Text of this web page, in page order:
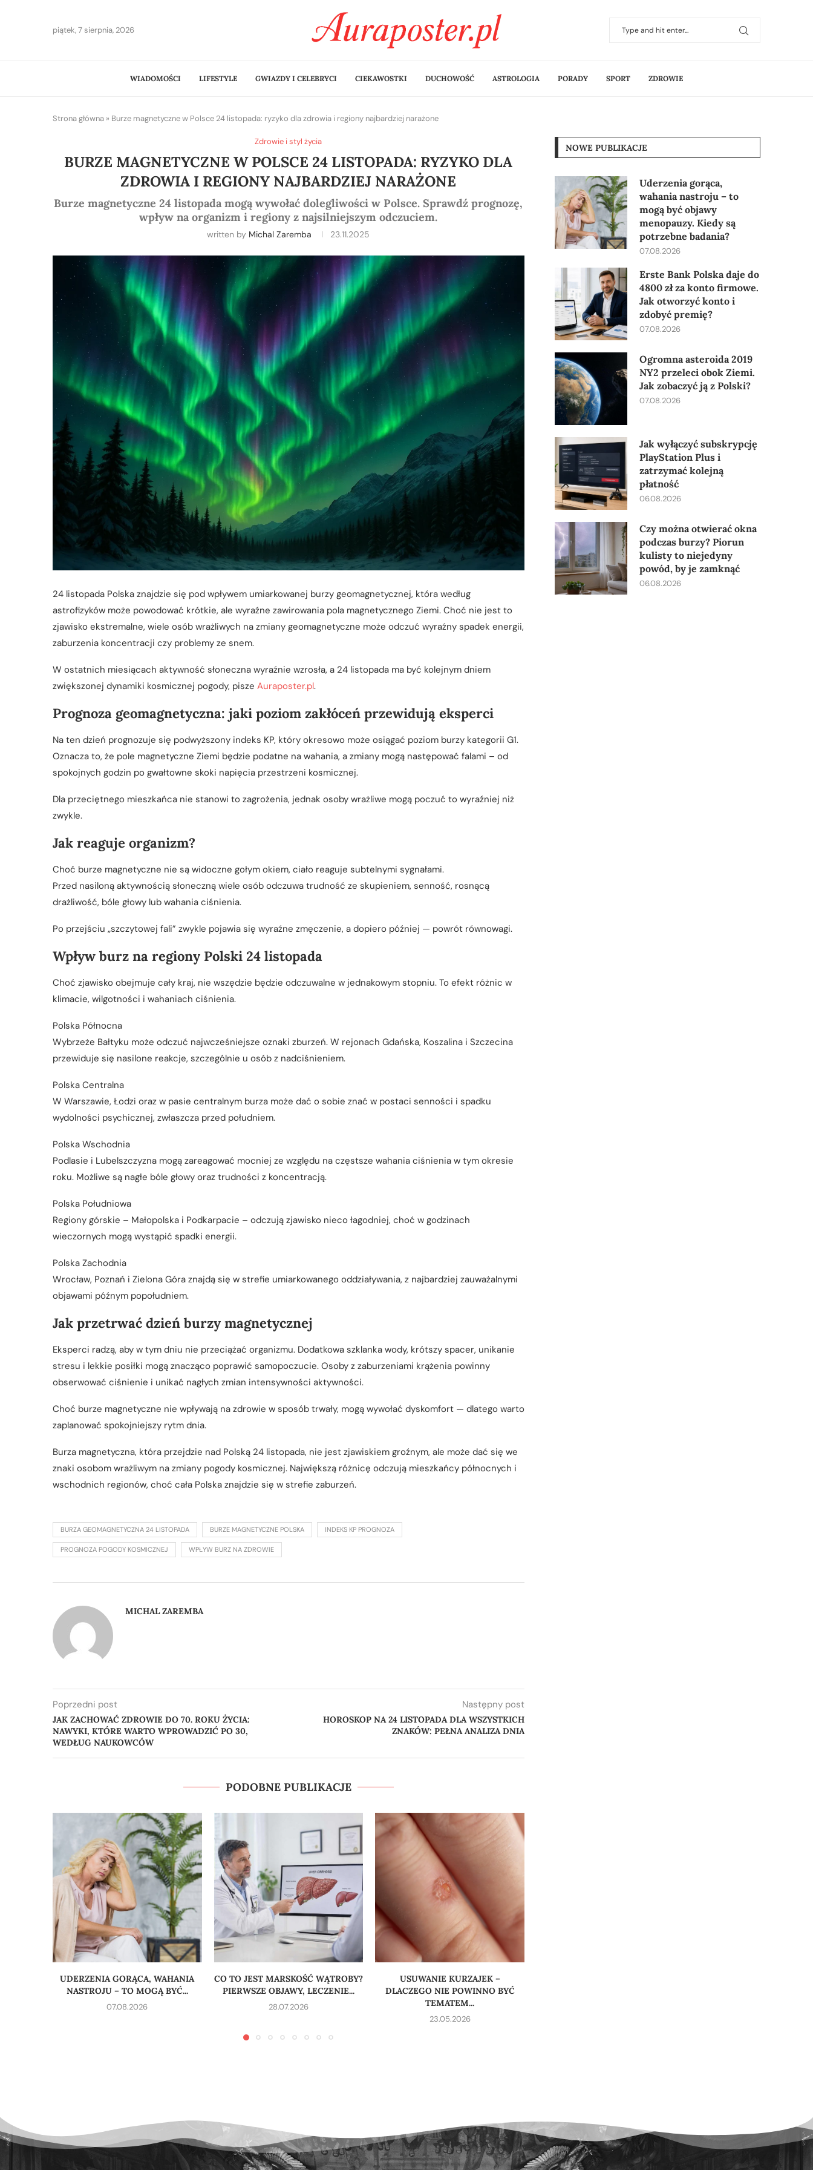
piątek, 7 sierpnia, 2026
WIADOMOŚCI LIFESTYLE GWIAZDY I CELEBRYCI CIEKAWOSTKI DUCHOWOŚĆ ASTROLOGIA PORADY SPORT ZDROWIE
Strona główna » Burze magnetyczne w Polsce 24 listopada: ryzyko dla zdrowia i regiony najbardziej narażone
Zdrowie i styl życia
BURZE MAGNETYCZNE W POLSCE 24 LISTOPADA: RYZYKO DLA
ZDROWIA I REGIONY NAJBARDZIEJ NARAŻONE
Burze magnetyczne 24 listopada mogą wywołać dolegliwości w Polsce. Sprawdź prognozę,
wpływ na organizm i regiony z najsilniejszym odczuciem.
written by Michal Zaremba 23.11.2025
24 listopada Polska znajdzie się pod wpływem umiarkowanej burzy geomagnetycznej, która według
astrofizyków może powodować krótkie, ale wyraźne zawirowania pola magnetycznego Ziemi. Choć nie jest to
zjawisko ekstremalne, wiele osób wrażliwych na zmiany geomagnetyczne może odczuć wyraźny spadek energii,
zaburzenia koncentracji czy problemy ze snem.
W ostatnich miesiącach aktywność słoneczna wyraźnie wzrosła, a 24 listopada ma być kolejnym dniem
zwiększonej dynamiki kosmicznej pogody, pisze Auraposter.pl.
Prognoza geomagnetyczna: jaki poziom zakłóceń przewidują eksperci
Na ten dzień prognozuje się podwyższony indeks KP, który okresowo może osiągać poziom burzy kategorii G1.
Oznacza to, że pole magnetyczne Ziemi będzie podatne na wahania, a zmiany mogą następować falami – od
spokojnych godzin po gwałtowne skoki napięcia przestrzeni kosmicznej.
Dla przeciętnego mieszkańca nie stanowi to zagrożenia, jednak osoby wrażliwe mogą poczuć to wyraźniej niż
zwykle.
Jak reaguje organizm?
Choć burze magnetyczne nie są widoczne gołym okiem, ciało reaguje subtelnymi sygnałami.
Przed nasiloną aktywnością słoneczną wiele osób odczuwa trudność ze skupieniem, senność, rosnącą
drażliwość, bóle głowy lub wahania ciśnienia.
Po przejściu „szczytowej fali” zwykle pojawia się wyraźne zmęczenie, a dopiero później — powrót równowagi.
Wpływ burz na regiony Polski 24 listopada
Choć zjawisko obejmuje cały kraj, nie wszędzie będzie odczuwalne w jednakowym stopniu. To efekt różnic w
klimacie, wilgotności i wahaniach ciśnienia.
Polska Północna
Wybrzeże Bałtyku może odczuć najwcześniejsze oznaki zburzeń. W rejonach Gdańska, Koszalina i Szczecina
przewiduje się nasilone reakcje, szczególnie u osób z nadciśnieniem.
Polska Centralna
W Warszawie, Łodzi oraz w pasie centralnym burza może dać o sobie znać w postaci senności i spadku
wydolności psychicznej, zwłaszcza przed południem.
Polska Wschodnia
Podlasie i Lubelszczyzna mogą zareagować mocniej ze względu na częstsze wahania ciśnienia w tym okresie
roku. Możliwe są nagłe bóle głowy oraz trudności z koncentracją.
Polska Południowa
Regiony górskie – Małopolska i Podkarpacie – odczują zjawisko nieco łagodniej, choć w godzinach
wieczornych mogą wystąpić spadki energii.
Polska Zachodnia
Wrocław, Poznań i Zielona Góra znajdą się w strefie umiarkowanego oddziaływania, z najbardziej zauważalnymi
objawami późnym popołudniem.
Jak przetrwać dzień burzy magnetycznej
Eksperci radzą, aby w tym dniu nie przeciążać organizmu. Dodatkowa szklanka wody, krótszy spacer, unikanie
stresu i lekkie posiłki mogą znacząco poprawić samopoczucie. Osoby z zaburzeniami krążenia powinny
obserwować ciśnienie i unikać nagłych zmian intensywności aktywności.
Choć burze magnetyczne nie wpływają na zdrowie w sposób trwały, mogą wywołać dyskomfort — dlatego warto
zaplanować spokojniejszy rytm dnia.
Burza magnetyczna, która przejdzie nad Polską 24 listopada, nie jest zjawiskiem groźnym, ale może dać się we
znaki osobom wrażliwym na zmiany pogody kosmicznej. Największą różnicę odczują mieszkańcy północnych i
wschodnich regionów, choć cała Polska znajdzie się w strefie zaburzeń.
BURZA GEOMAGNETYCZNA 24 LISTOPADA BURZE MAGNETYCZNE POLSKA INDEKS KP PROGNOZA
PROGNOZA POGODY KOSMICZNEJ WPŁYW BURZ NA ZDROWIE
MICHAL ZAREMBA
Poprzedni post
JAK ZACHOWAĆ ZDROWIE DO 70. ROKU ŻYCIA:
NAWYKI, KTÓRE WARTO WPROWADZIĆ PO 30,
WEDŁUG NAUKOWCÓW
Następny post
HOROSKOP NA 24 LISTOPADA DLA WSZYSTKICH
ZNAKÓW: PEŁNA ANALIZA DNIA
PODOBNE PUBLIKACJE
UDERZENIA GORĄCA, WAHANIA
NASTROJU – TO MOGĄ BYĆ...
07.08.2026
CO TO JEST MARSKOŚĆ WĄTROBY?
PIERWSZE OBJAWY, LECZENIE...
28.07.2026
USUWANIE KURZAJEK –
DLACZEGO NIE POWINNO BYĆ
TEMATEM...
23.05.2026
NOWE PUBLIKACJE
Uderzenia gorąca,
wahania nastroju – to
mogą być objawy
menopauzy. Kiedy są
potrzebne badania?
07.08.2026
Erste Bank Polska daje do
4800 zł za konto firmowe.
Jak otworzyć konto i
zdobyć premię?
07.08.2026
Ogromna asteroida 2019
NY2 przeleci obok Ziemi.
Jak zobaczyć ją z Polski?
07.08.2026
Jak wyłączyć subskrypcję
PlayStation Plus i
zatrzymać kolejną
płatność
06.08.2026
Czy można otwierać okna
podczas burzy? Piorun
kulisty to niejedyny
powód, by je zamknąć
06.08.2026